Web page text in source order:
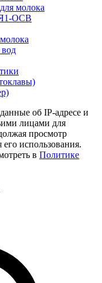
молока
Я1-ОСВ
об IP-адресе и
лицами для
просмотр
использования.
в Политике